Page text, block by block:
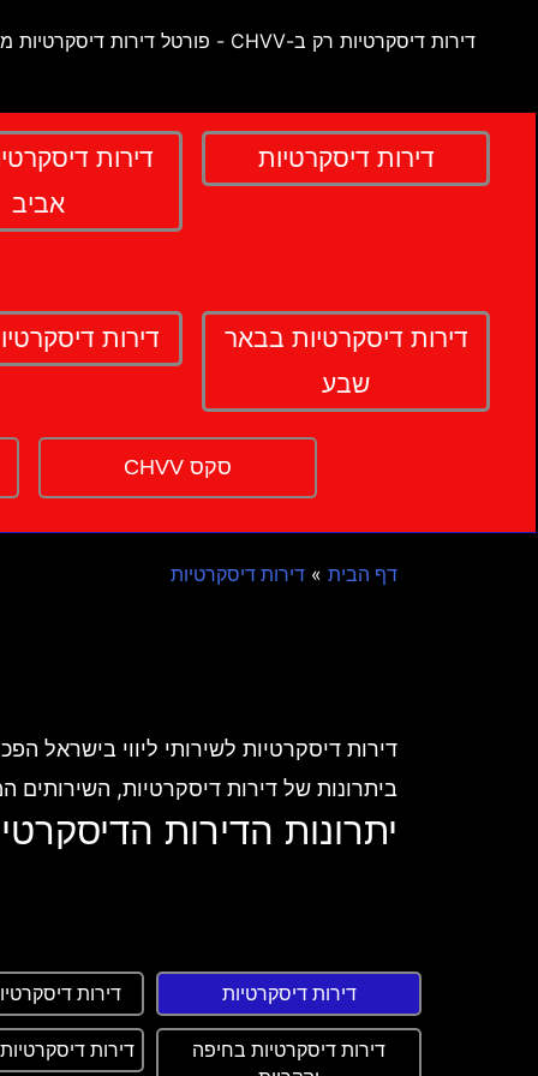
דירות דיסקרטיות רק ב-CHVV - פורטל דירות דיסקרטיות מספר 1 בישראל !
דירות דיסקרטיות
דירות
אביב
דירות דיסקרטיות בבאר
שבע
דירות
סקס CHVV
דף הבית » דירות דיסקרטיות
דירות דיסקרטיות לשירותי ליווי בישראל
ביתרונות של דירות דיסקרטיות,
יתרונות הדירות
נוחות ונגישות
דירות דיסקרטיות מציעות נוחות רבה. הן
דירות דיסקרטיות דירות
דירות דיסקרטיות בחיפה
דירות